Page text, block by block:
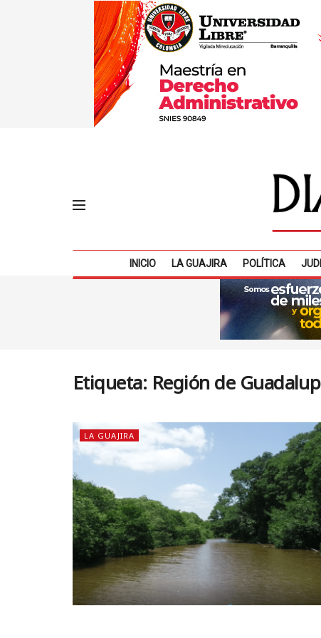
INICIO LA GUAJIRA POLÍTICA
Etiqueta: Región de
LA GUAJIRA